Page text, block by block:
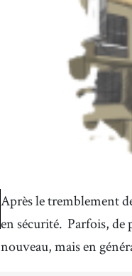
Après le tremblement
en sécurité. Parfois, de
nouveau, mais en